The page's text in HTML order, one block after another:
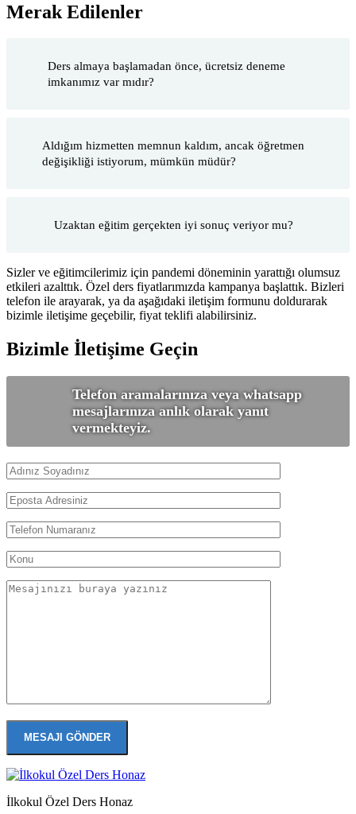
Merak Edilenler
Ders almaya başlamadan önce, ücretsiz deneme
imkanımız var mıdır?
Aldığım hizmetten memnun kaldım, ancak öğretmen
değişikliği istiyorum, mümkün müdür?
Uzaktan eğitim gerçekten iyi sonuç veriyor mu?
Sizler ve eğitimcilerimiz için pandemi döneminin yarattığı olumsuz
etkileri azalttık. Özel ders fiyatlarımızda kampanya başlattık. Bizleri
telefon ile arayarak, ya da aşağıdaki iletişim formunu doldurarak
bizimle iletişime geçebilir, fiyat teklifi alabilirsiniz.
Bizimle İletişime Geçin
Telefon aramalarınıza veya whatsapp
mesajlarınıza anlık olarak yanıt
vermekteyiz.
İlkokul Özel Ders Honaz